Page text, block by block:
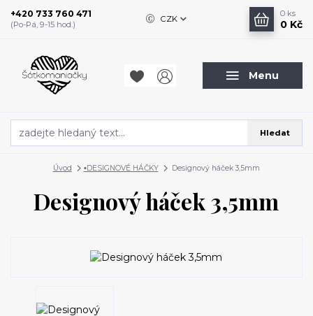
Menu
CZK
Hledat
+420 733 760 471
(Po-Pá, 9-15 hod.)
0 ks
0 Kč
Úvod ▪️DESIGNOVÉ HÁČKY Designový háček 3,5mm
Designový háček 3,5mm